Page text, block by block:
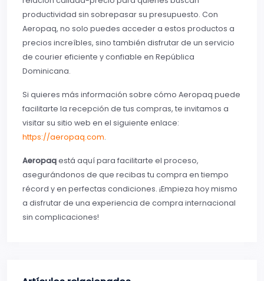
productividad sin sobrepasar su presupuesto. Con
Aeropaq, no solo puedes acceder a estos productos a
precios increíbles, sino también disfrutar de un servicio
de courier eficiente y confiable en República
Dominicana.
Si quieres más información sobre cómo Aeropaq puede
facilitarte la recepción de tus compras, te invitamos a
visitar su sitio web en el siguiente enlace:
https://aeropaq.com.
Aeropaqestá aquí para facilitarte el proceso,
asegurándonos de que recibas tu compra en tiempo
récord y en perfectas condiciones. ¡Empieza hoy mismo
a disfrutar de una experiencia de compra internacional
sin complicaciones!